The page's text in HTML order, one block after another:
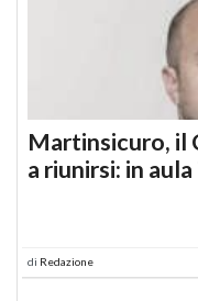
Martinsicuro, il
a riunirsi: in
di Redazione